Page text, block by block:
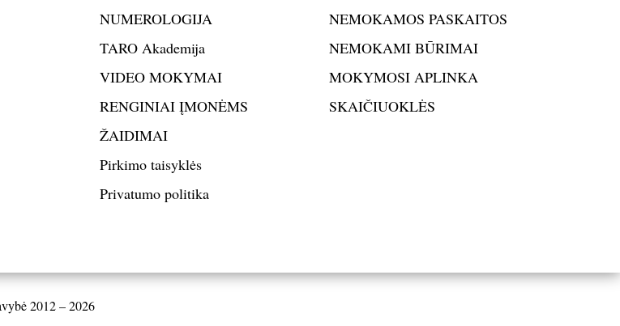
NUMEROLOGIJA
TARO Akademija
VIDEO MOKYMAI
RENGINIAI ĮMONĖMS
ŽAIDIMAI
Pirkimo taisyklės
Privatumo politika
NEMOKAMOS PASKAITOS
NEMOKAMI BŪRIMAI
MOKYMOSI APLINKA
SKAIČIUOKLĖS
2012 – 2026